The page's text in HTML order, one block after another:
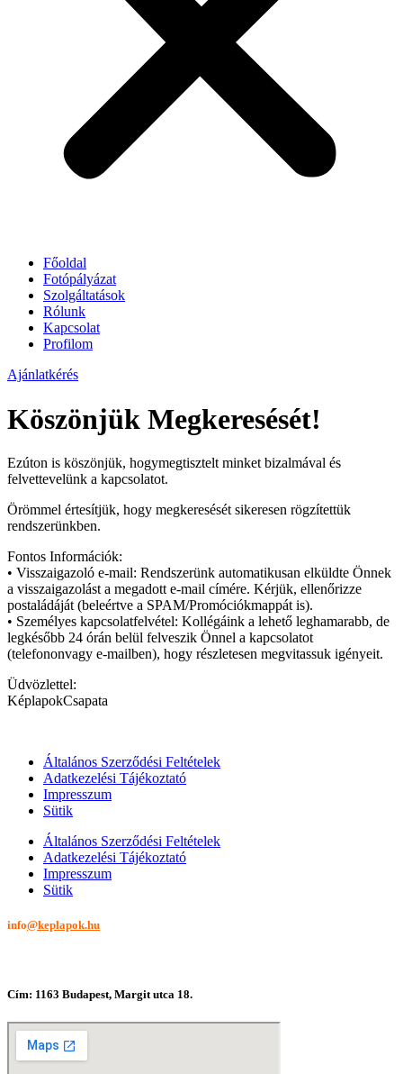
Főoldal
Fotópályázat
Szolgáltatások
Rólunk
Kapcsolat
Profilom
Ajánlatkérés
Köszönjük Megkeresését!
Ezúton is köszönjük, hogymegtisztelt minket bizalmával és
felvettevelünk a kapcsolatot.
Örömmel értesítjük, hogy megkeresését sikeresen rögzítettük
rendszerünkben.
Fontos Információk:
• Visszaigazoló e-mail: Rendszerünk automatikusan elküldte Önnek
a visszaigazolást a megadott e-mail címére. Kérjük, ellenőrizze
postaládáját (beleértve a SPAM/Promóciókmappát is).
• Személyes kapcsolatfelvétel: Kollégáink a lehető leghamarabb, de
legkésőbb 24 órán belül felveszik Önnel a kapcsolatot
(telefononvagy e-mailben), hogy részletesen megvitassuk igényeit.
Üdvözlettel:
KéplapokCsapata
Általános Szerződési Feltételek
Adatkezelési Tájékoztató
Impresszum
Sütik
Általános Szerződési Feltételek
Adatkezelési Tájékoztató
Impresszum
Sütik
info@keplapok.hu
Cím: 1163 Budapest, Margit utca 18.